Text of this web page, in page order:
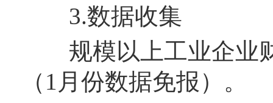
3.数据收集
规模以上工业企业财
（1月份数据免报）。